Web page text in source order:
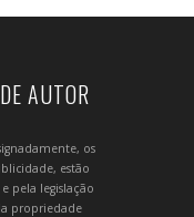
AUTOR
os
estão
pela legislação
propriedade